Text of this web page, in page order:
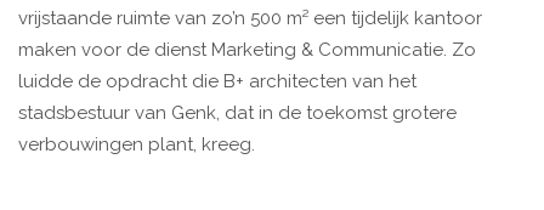
vrijstaande ruimte van zo’n 500 m² een tijdelijk kantoor
maken voor de dienst Marketing & Communicatie. Zo
luidde de opdracht die B+ architecten van het
stadsbestuur van Genk, dat in de toekomst grotere
verbouwingen plant, kreeg.